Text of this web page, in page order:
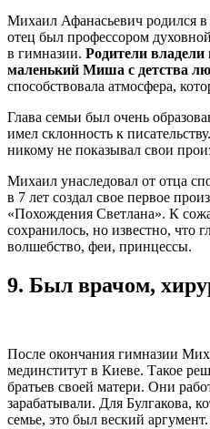
Михаил Афанасьевич родился
отец был профессором
в гимназии. Родители владели
маленький Миша с детства
способствовала атмосфера,
Глава семьи был очень
имел склонность к
никому не показывал свои
Михаил унаследовал от отца
в 7 лет создал свое первое
«Похождения Светлана». К
сохранилось, но известно, что
волшебство, феи, принцессы.
9. Был врачом,
После окончания гимназии
мединститут в Киеве. Такое
братьев своей матери. Они
зарабатывали. Для Булгакова,
семье, это был веский аргумент.